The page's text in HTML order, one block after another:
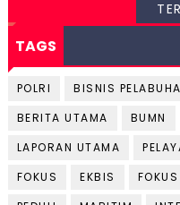
TAGS
POLRI BISNIS
BERITA UTAMA
BUMN
LAPORAN UTAMA
FOKUS
EKBIS